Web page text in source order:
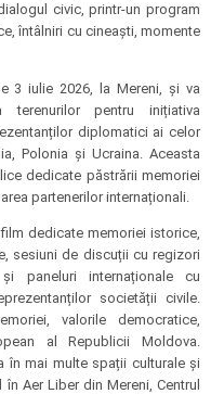
civic, printr-un program
întâlniri cu cineaști, momente
3 iulie 2026, la Mereni, și va
pentru inițiativa
diplomatici ai celor
Polonia și Ucraina. Aceasta
dedicate păstrării memoriei
partenerilor internaționali.
dedicate memoriei istorice,
sesiuni de discuții cu regizori
paneluri internaționale cu
societății civile.
valorile democratice,
al Republicii Moldova.
în mai multe spații culturale și
Aer Liber din Mereni, Centrul